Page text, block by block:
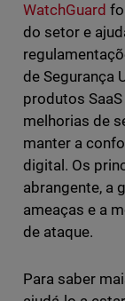
WatchGuard
do setor e
de Segurança
produtos
melhorias de
manter a
digital. Os
abrangente, a
ameaças e a
de ataque.
Para saber